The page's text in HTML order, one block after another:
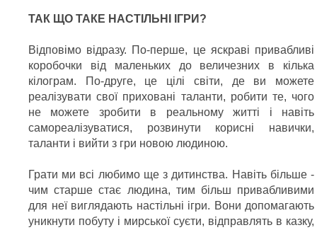
ТАК ЩО ТАКЕ НАСТІЛЬНІ ІГРИ?
Відповімо відразу. По-перше, це яскраві привабливі
коробочки від маленьких до величезних в кілька
кілограм. По-друге, це цілі світи, де ви можете
реалізувати свої приховані таланти, робити те, чого
не можете зробити в реальному житті і навіть
самореалізуватися, розвинути корисні навички,
таланти і вийти з гри новою людиною.
Грати ми всі любимо ще з дитинства. Навіть більше -
чим старше стає людина, тим більш привабливими
для неї виглядають настільні ігри. Вони допомагають
уникнути побуту і мирської суєти, відправлять в казку,